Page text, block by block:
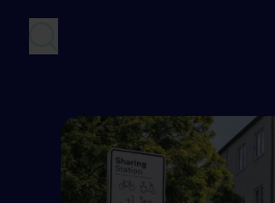
Inhalt SUCHE